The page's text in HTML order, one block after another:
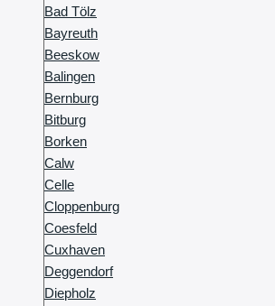
Bad Tölz
Bayreuth
Beeskow
Balingen
Bernburg
Bitburg
Borken
Calw
Celle
Cloppenburg
Coesfeld
Cuxhaven
Deggendorf
Diepholz